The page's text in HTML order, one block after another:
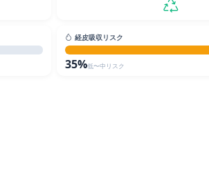
経皮吸収リスク
35%低〜中リスク